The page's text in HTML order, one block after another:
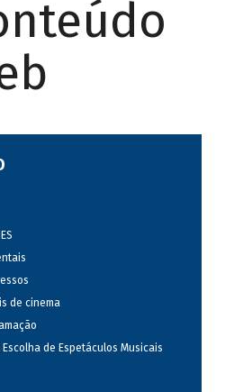
de cinema
de Espetáculos Musicais